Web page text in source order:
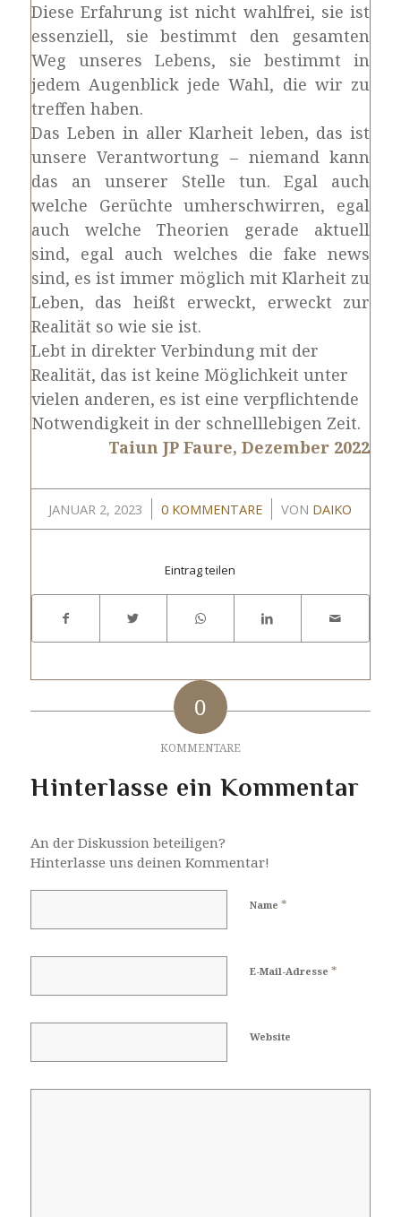
Diese Erfahrung ist nicht wahlfrei, sie ist
essenziell, sie bestimmt den gesamten
Weg unseres Lebens, sie bestimmt in
jedem Augenblick jede Wahl, die wir zu
treffen haben.
Das Leben in aller Klarheit leben, das ist
unsere Verantwortung – niemand kann
das an unserer Stelle tun. Egal auch
welche Gerüchte umherschwirren, egal
auch welche Theorien gerade aktuell
sind, egal auch welches die fake news
sind, es ist immer möglich mit Klarheit zu
Leben, das heißt erweckt, erweckt zur
Realität so wie sie ist.
Lebt in direkter Verbindung mit der
Realität, das ist keine Möglichkeit unter
vielen anderen, es ist eine verpflichtende
Notwendigkeit in der schnelllebigen Zeit.
Taiun JP Faure, Dezember 2022
JANUAR 2, 2023
/ 0 KOMMENTARE
/ VON DAIKO
Eintrag teilen
0
KOMMENTARE
Hinterlasse ein Kommentar
An der Diskussion beteiligen?
Hinterlasse uns deinen Kommentar!
Name *
E-Mail-Adresse *
Website